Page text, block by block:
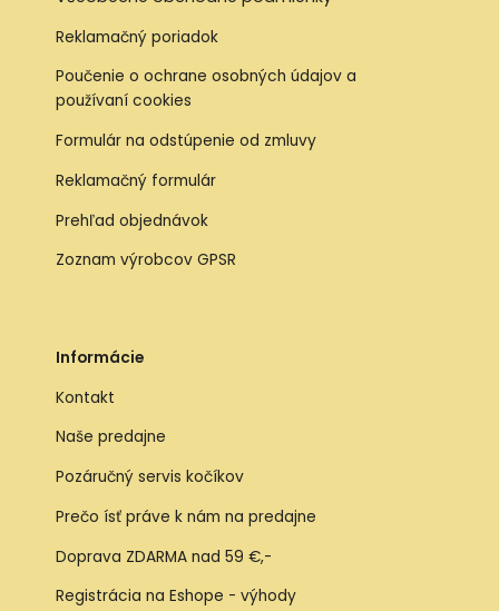
Reklamačný poriadok
Poučenie o ochrane osobných údajov a
používaní cookies
Formulár na odstúpenie od zmluvy
Reklamačný formulár
Prehľad objednávok
Zoznam výrobcov GPSR
Informácie
Kontakt
Naše predajne
Pozáručný servis kočíkov
Prečo ísť práve k nám na predajne
Doprava ZDARMA nad 59 €,-
Registrácia na Eshope - výhody